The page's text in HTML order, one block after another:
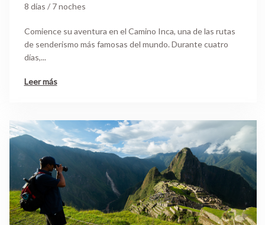
8 días / 7 noches
Comience su aventura en el Camino Inca, una de las rutas
de senderismo más famosas del mundo. Durante cuatro
días,...
Leer más